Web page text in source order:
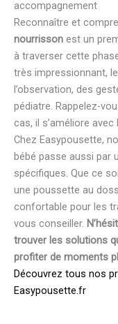
accompagnement
Reconnaître et
nourrisson est un
à traverser cette
très impressionnant,
l’observation, des
pédiatre. Rappelez-
cas, il s’améliore
Chez Easypousette,
bébé passe aussi par
spécifiques. Que ce
une poussette au
confortable pour les
vous conseiller.
trouver les solutions
profiter de moments
Découvrez tous nos
Easypousette.fr